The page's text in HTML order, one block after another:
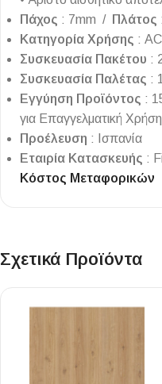
Πάχος : 7mm / Πλάτος
Κατηγορία Χρήσης :
Συσκευασία Πακέτου :
Συσκευασία Παλέτας :
Εγγύηση Προϊόντος :
για Επαγγελματική Χρήση
Προέλευση : Ισπανία
Εταιρία Κατασκευής :
Κόστος Μεταφορικών
Σχετικά Προϊόντα